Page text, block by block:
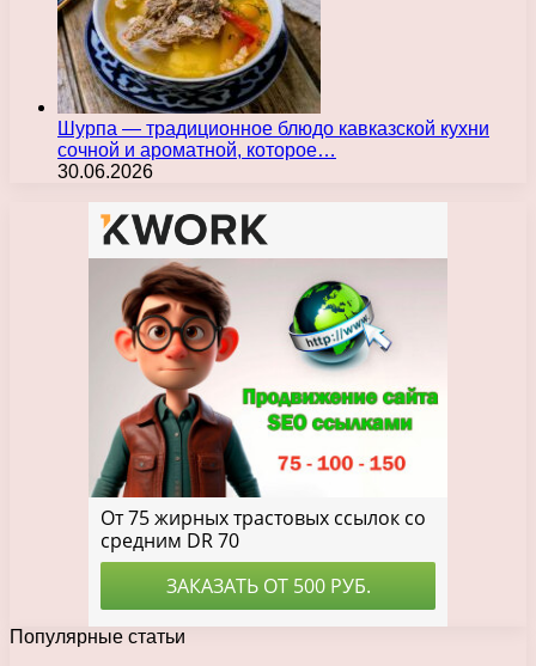
Шурпа — традиционное блюдо кавказской кухни
сочной и ароматной, которое…
30.06.2026
Популярные статьи